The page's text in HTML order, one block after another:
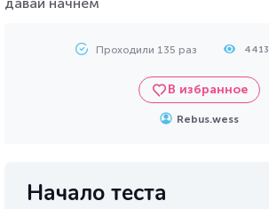
Проходили 135 раз 4413
В избранное
Rebus.wess
Начало теста